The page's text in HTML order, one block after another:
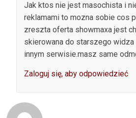
Jak ktos nie jest masochista i
reklamami to mozna sobie cos
zreszta oferta showmaxa jest
skierowana do starszego
innym serwisie.masz same
Zaloguj się, aby odpowiedzieć